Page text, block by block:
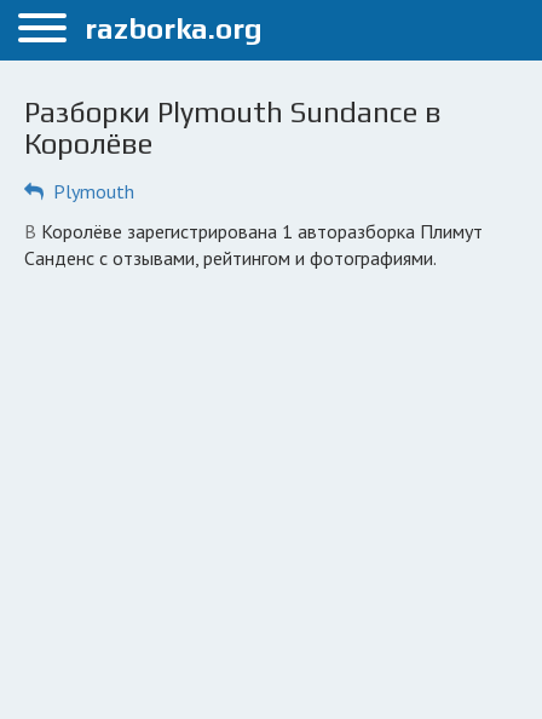
Меню
Королёв
Каталог разборок
Автосервисы
Разборки Plymouth Sundance в
Королёве
Plymouth
в Королёве зарегистрирована 1 авторазборка Плимут
Санденс с отзывами, рейтингом и фотографиями.
razborka.org